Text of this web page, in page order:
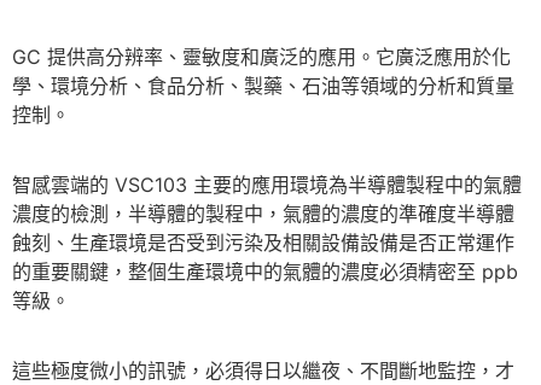
GC 提供高分辨率、靈敏度和廣泛的應用。它廣泛應用於化
學、環境分析、食品分析、製藥、石油等領域的分析和質量
控制。
智感雲端的 VSC103 主要的應用環境為半導體製程中的氣體
濃度的檢測，半導體的製程中，氣體的濃度的準確度半導體
蝕刻、生產環境是否受到污染及相關設備設備是否正常運作
的重要關鍵，整個生產環境中的氣體的濃度必須精密至 ppb
等級。
這些極度微小的訊號，必須得日以繼夜、不間斷地監控，才